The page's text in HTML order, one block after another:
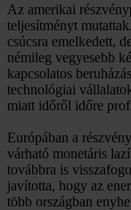
Az amerikai
teljesítményt
csúcsra emelkedett,
némileg vegyesebb
kapcsolatos
technológiai
miatt időről időre
Európában a
várható monetáris
továbbra is
javította, hogy az
több országban